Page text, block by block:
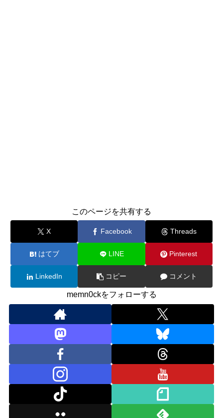
このページを共有する
X Facebook Threads
はてブ LINE Pinterest
LinkedIn コピー コメント
memn0ckをフォローする